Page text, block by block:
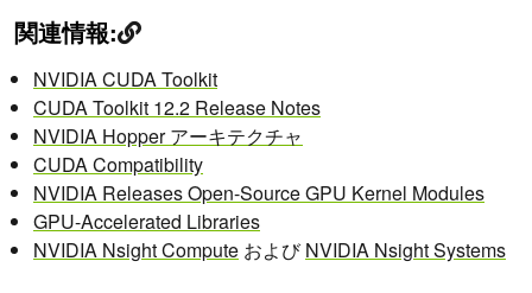
関連情報:
NVIDIA CUDA Toolkit
CUDA Toolkit 12.2 Release Notes
NVIDIA Hopper アーキテクチャ
CUDA Compatibility
NVIDIA Releases Open-Source GPU Kernel Modules
GPU-Accelerated Libraries
NVIDIA Nsight Compute およびNVIDIA Nsight Systems